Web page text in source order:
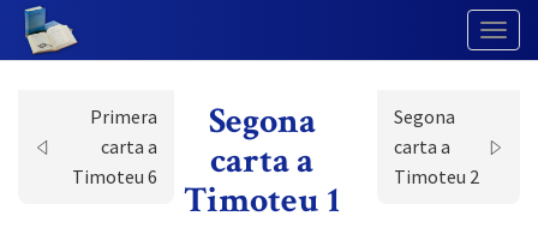
Primera
carta a
Timoteu 6
Segona
carta a
Timoteu 1
Segona
carta a
Timoteu 2